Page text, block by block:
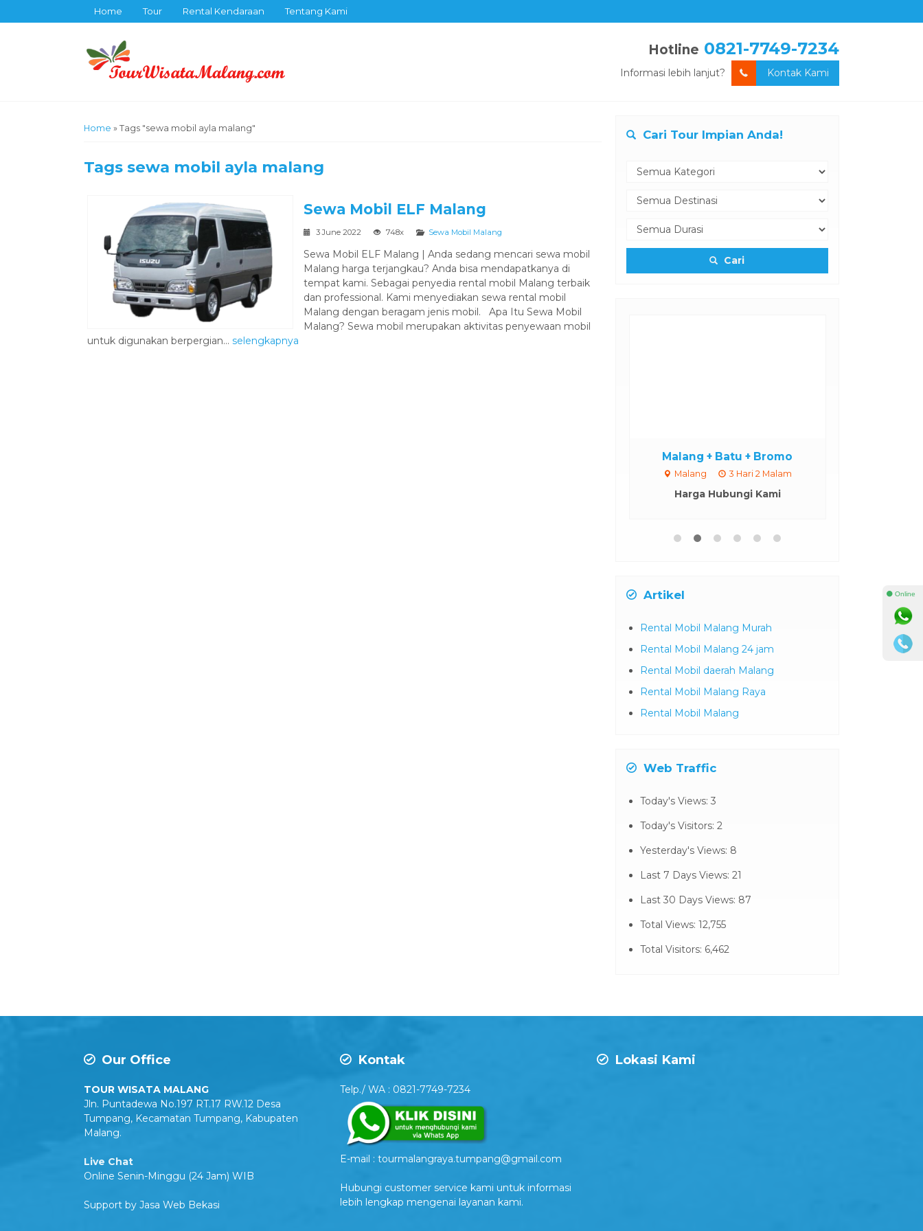
Home Tour Rental Kendaraan Tentang Kami
Hotline 0821-7749-7234
Informasi lebih lanjut? Kontak Kami
Home » Tags "sewa mobil ayla malang"
Tags sewa mobil ayla malang
Sewa Mobil ELF Malang
3 June 2022 748x Sewa Mobil Malang
Sewa Mobil ELF Malang | Anda sedang mencari sewa mobil
Malang harga terjangkau? Anda bisa mendapatkanya di
tempat kami. Sebagai penyedia rental mobil Malang terbaik
dan professional. Kami menyediakan sewa rental mobil
Malang dengan beragam jenis mobil. Apa Itu Sewa Mobil
Malang? Sewa mobil merupakan aktivitas penyewaan mobil
untuk digunakan berpergian... selengkapnya
Cari Tour Impian Anda!
Cari
Malang + Batu + Bromo
Malang 3 Hari 2 Malam
Harga Hubungi Kami
Artikel
Rental Mobil Malang Murah
Rental Mobil Malang 24 jam
Rental Mobil daerah Malang
Rental Mobil Malang Raya
Rental Mobil Malang
Web Traffic
Today's Views: 3
Today's Visitors: 2
Yesterday's Views: 8
Last 7 Days Views: 21
Last 30 Days Views: 87
Total Views: 12,755
Total Visitors: 6,462
Our Office
TOUR WISATA MALANG
Jln. Puntadewa No.197 RT.17 RW.12 Desa
Tumpang, Kecamatan Tumpang, Kabupaten
Malang.
Live Chat
Online Senin-Minggu (24 Jam) WIB
Support by Jasa Web Bekasi
Kontak
Telp./ WA : 0821-7749-7234
E-mail : tourmalangraya.tumpang@gmail.com
Hubungi customer service kami untuk informasi
lebih lengkap mengenai layanan kami.
Lokasi Kami
⚫ Online